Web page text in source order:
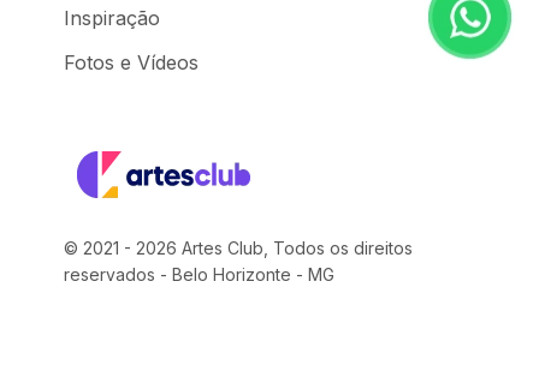
Inspiração
Fotos e Vídeos
© 2021 - 2026 Artes Club, Todos os direitos
reservados - Belo Horizonte - MG